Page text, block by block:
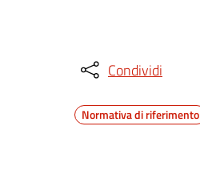
Condividi
Normativa di riferimento